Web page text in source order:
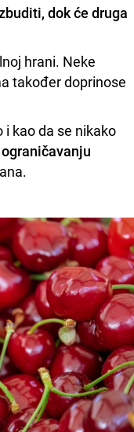
dok će druga
hrani. Neke
također doprinose
kao da se nikako
ograničavanju